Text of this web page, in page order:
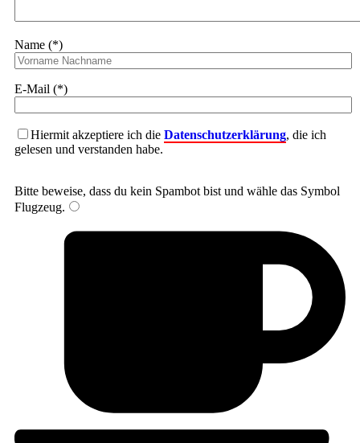
Name (*)
E-Mail (*)
Hiermit akzeptiere ich die Datenschutzerklärung, die ich
gelesen und verstanden habe.
Bitte beweise, dass du kein Spambot bist und wähle das Symbol
Flugzeug.